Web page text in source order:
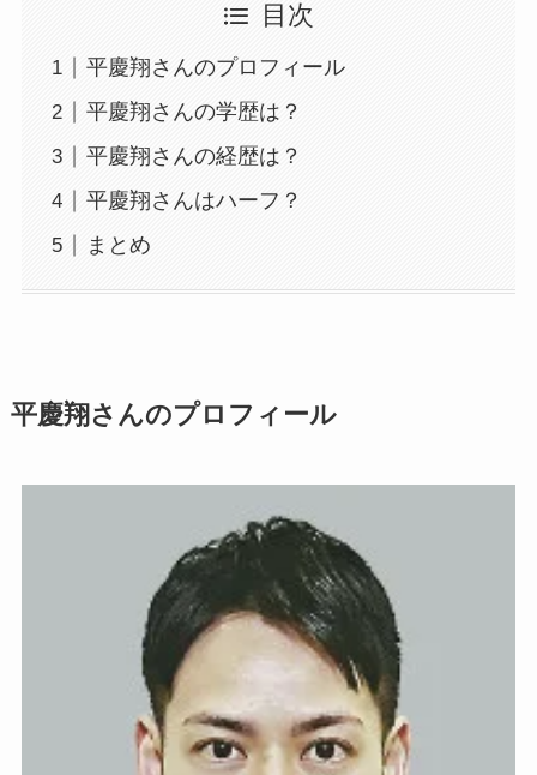
目次
平慶翔さんのプロフィール
平慶翔さんの学歴は？
平慶翔さんの経歴は？
平慶翔さんはハーフ？
まとめ
平慶翔さんのプロフィール